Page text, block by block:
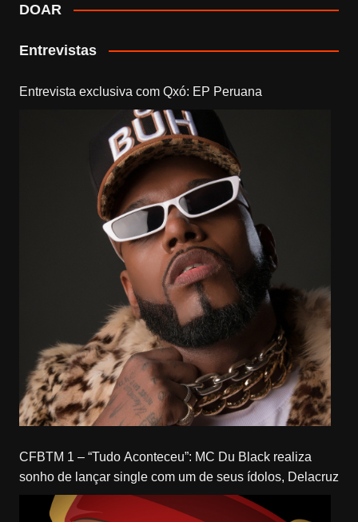
DOAR
Entrevistas
Entrevista exclusiva com Qxó: EP Peruana
CFBTM 1 – “Tudo Aconteceu”: MC Du Black realiza
sonho de lançar single com um de seus ídolos, Delacruz